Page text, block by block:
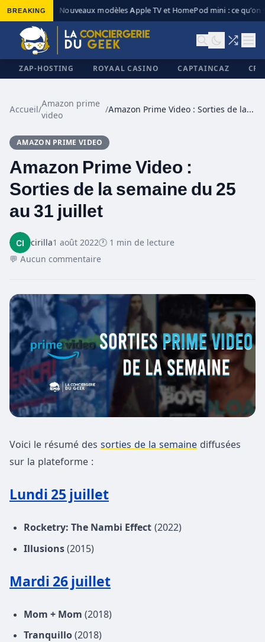
BREAKING Nouveaux modèles Apple TV et HomePod mini : ce qu’on
ZAP-HOSTING ROYAAL CASINO CAPTAINCAZ
Accueil/
Amazon prime
video
/ Amazon Prime Video : Sorties de la semaine du 25 au 31 juillet
AMAZON PRIME VIDEO
Amazon Prime Video :
Sorties de la semaine du 25
au 31 juillet
cirilla1 août 2022🕐 1 min de lecture
💬 Aucun commentaire
Voici le résumé des sorties de la semaine diffusées
sur la plateforme :
Lundi 25 juillet
Rocketry: The Nambi Effect (2022)
Illusions (2015)
Mardi 26 juillet
Mom + Mom (2018)
Tranquillo (2018)